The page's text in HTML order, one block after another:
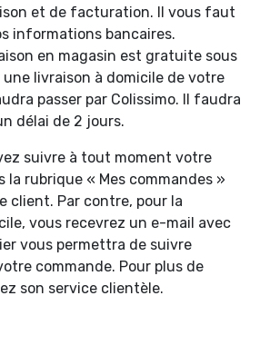
et de facturation. Il vous faut
informations bancaires.
en magasin est gratuite sous
une livraison à domicile de votre
passer par Colissimo. Il faudra
délai de 2 jours.
suivre à tout moment votre
la rubrique « Mes commandes »
client. Par contre, pour la
vous recevrez un e-mail avec
vous permettra de suivre
commande. Pour plus de
son service clientèle.